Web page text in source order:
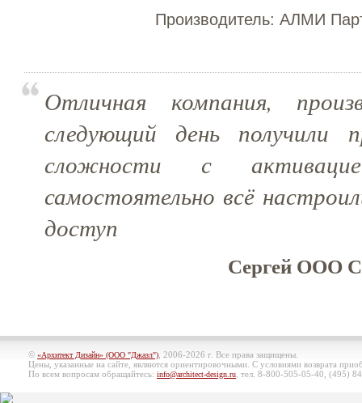
Производитель: АЛМИ
Отличная компания,
следующий день получили
сложности с
самостоятельно всё
доступ
Сергей ООО
© «Архитект Дизайн» (ООО "Джазл") , 2006-2026 г. Все права защищены.
Цены, указанные на сайте, являются ориентировочными. С условиями возврата
По всем вопросам обращайтесь: info@architect-design.ru , тел. 8-800-505-05-40, (495)